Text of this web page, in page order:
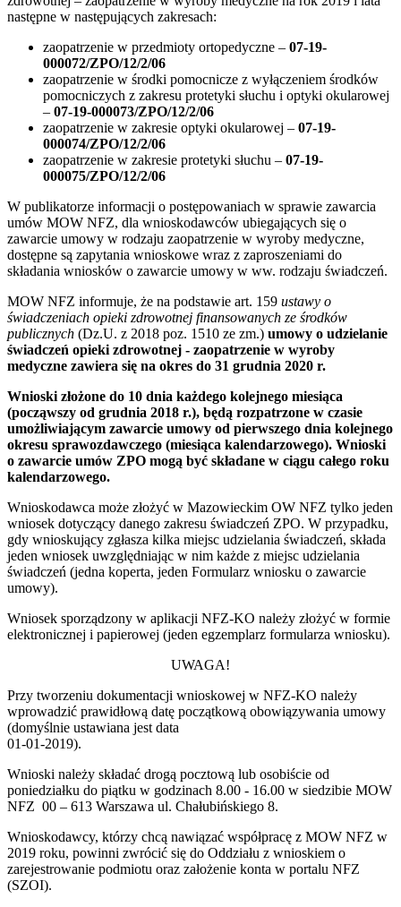
następne w następujących zakresach:
zaopatrzenie w przedmioty ortopedyczne – 07-19-
000072/ZPO/12/2/06
zaopatrzenie w środki pomocnicze z wyłączeniem środków
pomocniczych z zakresu protetyki słuchu i optyki okularowej
– 07-19-000073/ZPO/12/2/06
zaopatrzenie w zakresie optyki okularowej – 07-19-
000074/ZPO/12/2/06
zaopatrzenie w zakresie protetyki słuchu – 07-19-
000075/ZPO/12/2/06
W publikatorze informacji o postępowaniach w sprawie zawarcia
umów MOW NFZ, dla wnioskodawców ubiegających się o
zawarcie umowy w rodzaju zaopatrzenie w wyroby medyczne,
dostępne są zapytania wnioskowe wraz z zaproszeniami do
składania wniosków o zawarcie umowy w ww. rodzaju świadczeń.
MOW NFZ informuje, że na podstawie art. 159 ustawy o
świadczeniach opieki zdrowotnej finansowanych ze środków
publicznych (Dz.U. z 2018 poz. 1510 ze zm.) umowy o udzielanie
świadczeń opieki zdrowotnej - zaopatrzenie w wyroby
medyczne zawiera się na okres do 31 grudnia 2020 r.
Wnioski złożone do 10 dnia każdego kolejnego miesiąca
(począwszy od grudnia 2018 r.), będą rozpatrzone w czasie
umożliwiającym zawarcie umowy od pierwszego dnia kolejnego
okresu sprawozdawczego (miesiąca kalendarzowego). Wnioski
o zawarcie umów ZPO mogą być składane w ciągu całego roku
kalendarzowego.
Wnioskodawca może złożyć w Mazowieckim OW NFZ tylko jeden
wniosek dotyczący danego zakresu świadczeń ZPO. W przypadku,
gdy wnioskujący zgłasza kilka miejsc udzielania świadczeń, składa
jeden wniosek uwzględniając w nim każde z miejsc udzielania
świadczeń (jedna koperta, jeden Formularz wniosku o zawarcie
umowy).
Wniosek sporządzony w aplikacji NFZ-KO należy złożyć w formie
elektronicznej i papierowej (jeden egzemplarz formularza wniosku).
UWAGA!
Przy tworzeniu dokumentacji wnioskowej w NFZ-KO należy
wprowadzić prawidłową datę początkową obowiązywania umowy
(domyślnie ustawiana jest data
01-01-2019).
Wnioski należy składać drogą pocztową lub osobiście od
poniedziałku do piątku w godzinach 8.00 - 16.00 w siedzibie MOW
NFZ 00 – 613 Warszawa ul. Chałubińskiego 8.
Wnioskodawcy, którzy chcą nawiązać współpracę z MOW NFZ w
2019 roku, powinni zwrócić się do Oddziału z wnioskiem o
zarejestrowanie podmiotu oraz założenie konta w portalu NFZ
(SZOI).